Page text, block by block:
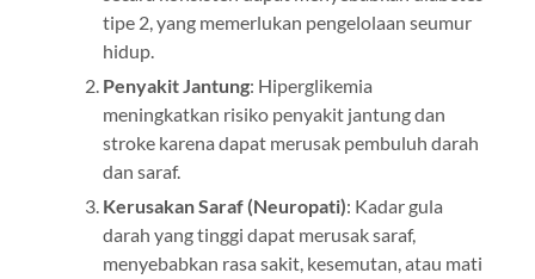
tipe 2, yang memerlukan pengelolaan seumur
hidup.
Penyakit Jantung: Hiperglikemia
meningkatkan risiko penyakit jantung dan
stroke karena dapat merusak pembuluh darah
dan saraf.
Kerusakan Saraf (Neuropati): Kadar gula
darah yang tinggi dapat merusak saraf,
menyebabkan rasa sakit, kesemutan, atau mati